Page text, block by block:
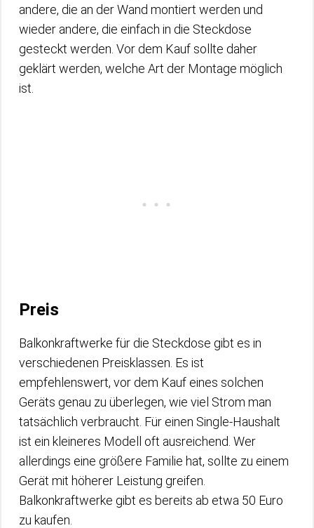
andere, die an der Wand montiert werden und
wieder andere, die einfach in die Steckdose
gesteckt werden. Vor dem Kauf sollte daher
geklärt werden, welche Art der Montage möglich
ist.
Preis
Balkonkraftwerke für die Steckdose gibt es in
verschiedenen Preisklassen. Es ist
empfehlenswert, vor dem Kauf eines solchen
Geräts genau zu überlegen, wie viel Strom man
tatsächlich verbraucht. Für einen Single-Haushalt
ist ein kleineres Modell oft ausreichend. Wer
allerdings eine größere Familie hat, sollte zu einem
Gerät mit höherer Leistung greifen.
Balkonkraftwerke gibt es bereits ab etwa 50 Euro
zu kaufen.